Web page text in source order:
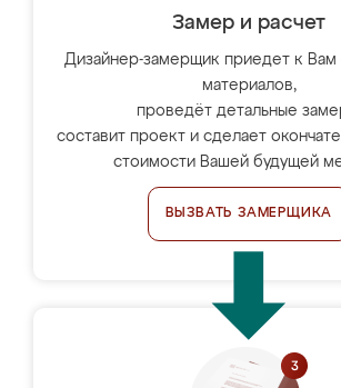
Замер и расчет
Дизайнер-замерщик приедет к Вам
материалов,
проведёт детальные
составит проект и сделает
стоимости Вашей будущей
ВЫЗВАТЬ ЗАМЕРЩИКА